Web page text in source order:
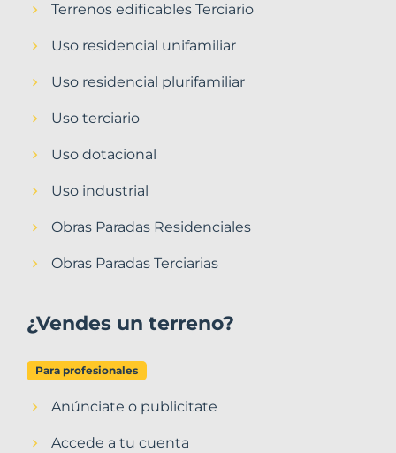
Terrenos edificables Terciario
Uso residencial unifamiliar
Uso residencial plurifamiliar
Uso terciario
Uso dotacional
Uso industrial
Obras Paradas Residenciales
Obras Paradas Terciarias
¿Vendes un terreno?
Para profesionales
Anúnciate o publicitate
Accede a tu cuenta